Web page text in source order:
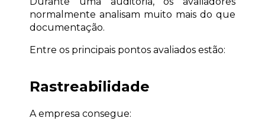
normalmente analisam muito mais do que
documentação.
Entre os principais pontos avaliados estão:
Rastreabilidade
A empresa consegue: